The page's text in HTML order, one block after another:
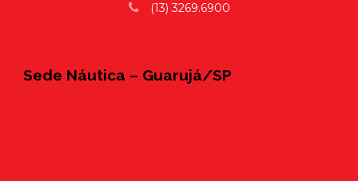
(13) 3269.6900
Sede Náutica – Guarujá/SP